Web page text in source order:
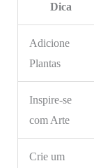
Dica
Adicione
Plantas
Inspire-se
com Arte
Crie um